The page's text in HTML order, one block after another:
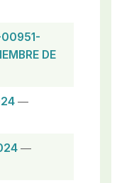
00951-
DE
—
—